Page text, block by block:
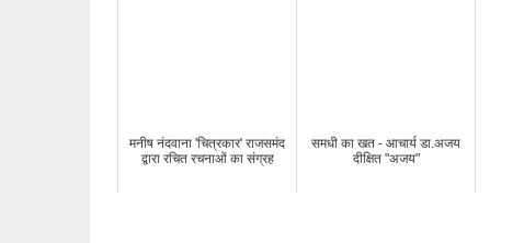
मनीष नंदवाना 'चित्रकार' राजसमंद
द्वारा रचित रचनाओं का संग्रह
समधी का खत - आचार्य डा.अजय
दीक्षित "अजय"